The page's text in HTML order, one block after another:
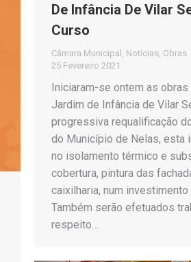
De Infância De Vilar
Curso
Câmara Municipal Notícias Obras
25 Fevereiro 2021
Iniciaram-se ontem as
Jardim de Infância de Vilar
progressiva requalificação
do Município de Nelas, esta
no isolamento térmico e
cobertura, pintura das
caixilharia, num
Também serão efetuados
respeito…